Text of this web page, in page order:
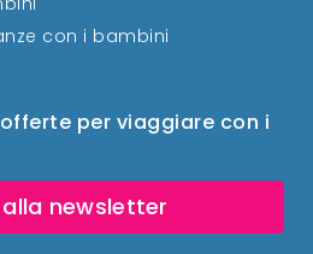
per viaggiare con i
newsletter
con i bambini